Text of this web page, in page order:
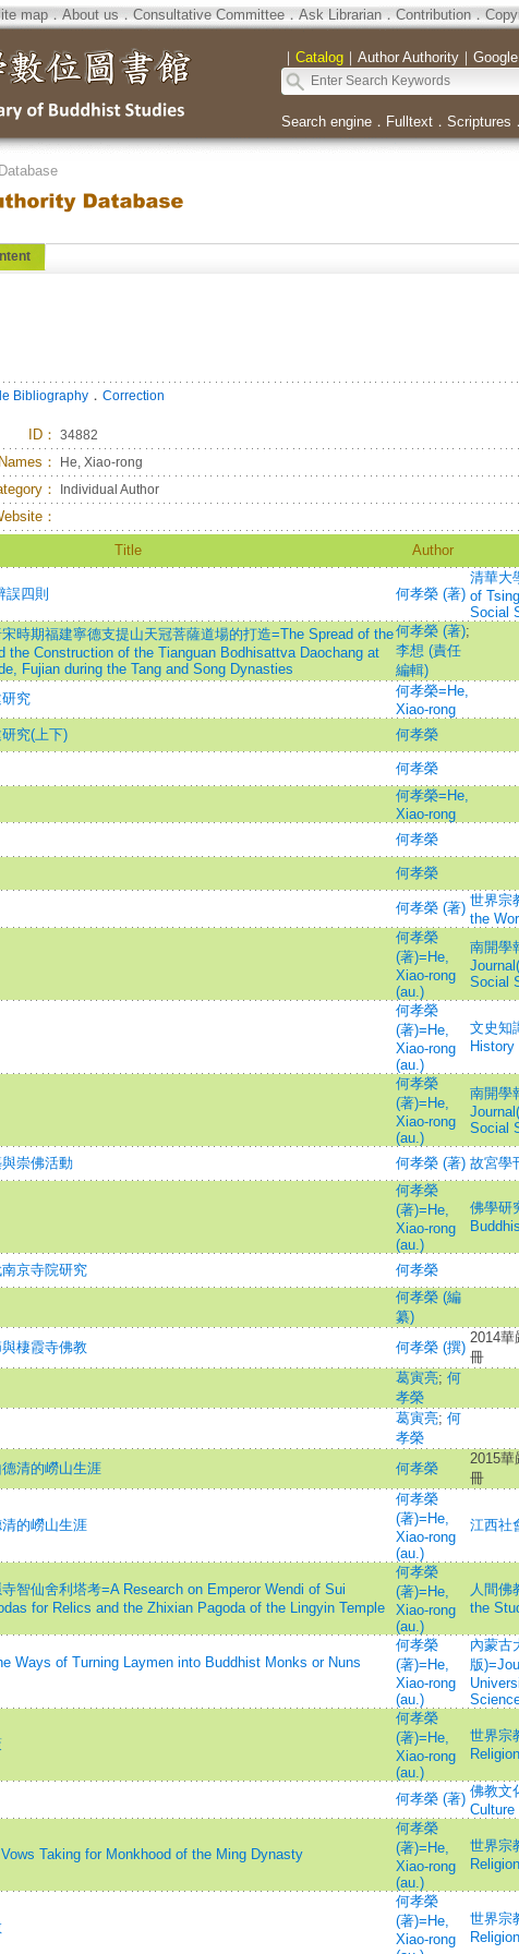
map．About us．Consultative Committee．Ask Librarian．Contribution．
｜ Catalog｜ Author Authority｜ Google
Search engine． Fulltext． Scriptures ．
Bibliography． Correction
ID： 34882
： He, Xiao-rong
： Individual Author
：
Title Author
誤四則 何孝榮 (著)
清華大
of
Social
宋時期福建寧德支提山天冠菩薩道場的打造=The Spread of the
the Construction of the Tianguan Bodhisattva Daochang at
Fujian during the Tang and Song Dynasties
何孝榮 (著);
李想 (責任
編輯)
究
何孝榮=He,
Xiao-rong
究(上下) 何孝榮
何孝榮
何孝榮=He,
Xiao-rong
何孝榮
何孝榮
何孝榮 (著) 世界宗
the
何孝榮
(著)=He,
Xiao-rong
(au.)
南開學
Social
何孝榮
(著)=He,
Xiao-rong
(au.)
文史知
History
何孝榮
(著)=He,
Xiao-rong
(au.)
南開學
Social
崇佛活動 何孝榮 (著) 故宮學
何孝榮
(著)=He,
Xiao-rong
(au.)
佛學研
京寺院研究 何孝榮
何孝榮 (編
纂)
棲霞寺佛教 何孝榮 (撰)
2014華
冊
葛寅亮; 何
孝榮
葛寅亮; 何
孝榮
清的嶗山生涯 何孝榮
2015華
冊
的嶗山生涯
何孝榮
(著)=He,
Xiao-rong
(au.)
江西社
智仙舍利塔考=A Research on Emperor Wendi of Sui
for Relics and the Zhixian Pagoda of the Lingyin Temple
何孝榮
(著)=He,
Xiao-rong
(au.)
人間佛
the
Ways of Turning Laymen into Buddhist Monks or Nuns
何孝榮
(著)=He,
Xiao-rong
(au.)
內蒙古
版
何孝榮
(著)=He,
Xiao-rong
(au.)
世界宗
何孝榮 (著) 佛教文
Culture
Taking for Monkhood of the Ming Dynasty
何孝榮
(著)=He,
Xiao-rong
(au.)
世界宗
何孝榮
(著)=He,
Xiao-rong
世界宗